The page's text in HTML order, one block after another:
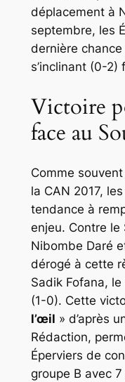
déplacement à
septembre, les
dernière
s’inclinant (0-2)
Victoire
face au
Comme
la CAN 2017,
tendance à
enjeu. Contre le
Nibombe Daré
dérogé à cette
Sadik Fofana,
(1-0). Cette
l’œil » d’après
Rédaction,
Éperviers de
groupe B avec